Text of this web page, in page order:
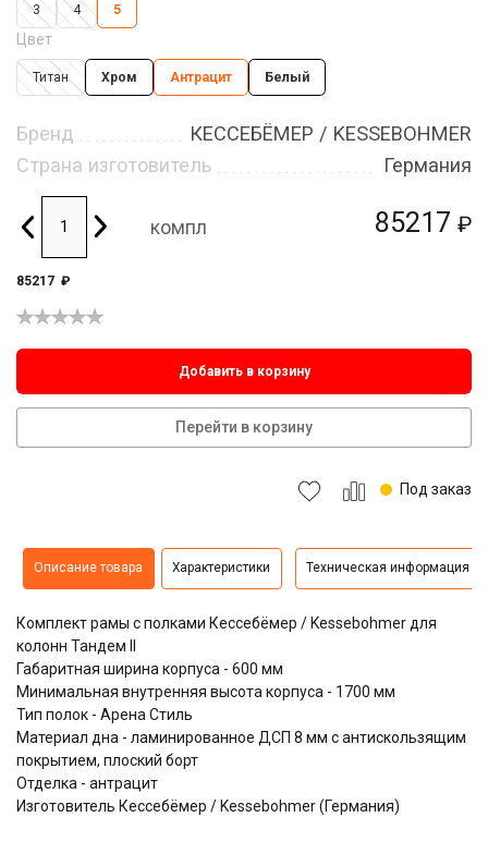
85217 ₽
3 4 5
Цвет
Титан Хром Антрацит Белый
Бренд
КЕССЕБЁМЕР / KESSEBOHMER
Страна изготовитель
Германия
компл
85217 ₽
Добавить в корзину
Перейти в корзину
Под заказ
Описание товара Характеристики Техническая информация
Комплект рамы с полками Кессебёмер / Kessebohmer для
колонн Тандем II
Габаритная ширина корпуса - 600 мм
Минимальная внутренняя высота корпуса - 1700 мм
Тип полок - Aренa Стиль
Материал дна - ламинированное ДСП 8 мм с антискользящим
покрытием, плоский борт
Отделка - антрацит
Изготовитель Кессебёмер / Kessebohmer (Германия)